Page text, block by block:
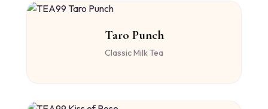
Taro Punch
Classic Milk Tea